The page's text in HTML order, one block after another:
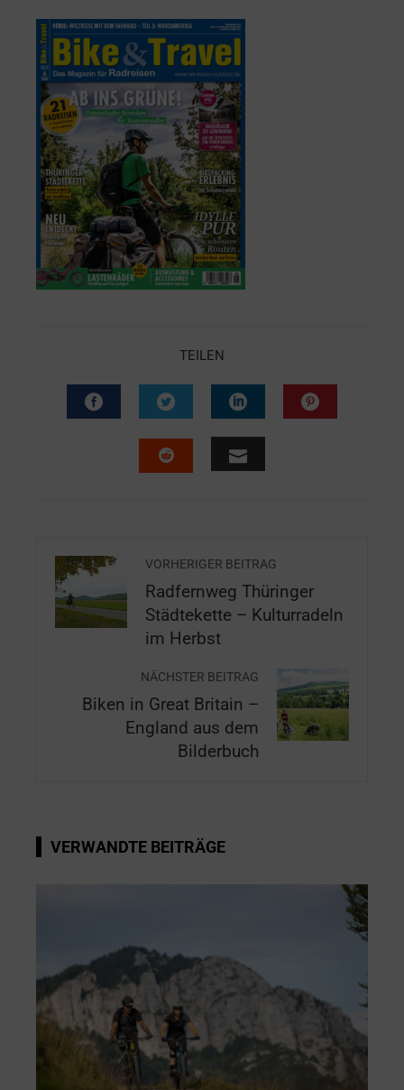
TEILEN
VORHERIGER BEITRAG
Radfernweg Thüringer
Städtekette – Kulturradeln
im Herbst
NÄCHSTER BEITRAG
Biken in Great Britain –
England aus dem
Bilderbuch
VERWANDTE BEITRÄGE